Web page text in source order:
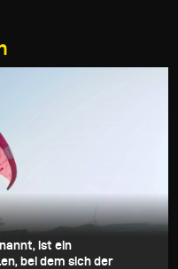
ist ein
bei dem sich der